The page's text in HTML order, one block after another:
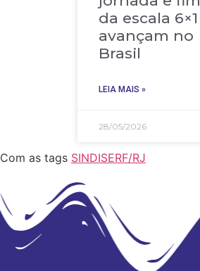
da escala 6×1
avançam no
Brasil
LEIA MAIS »
28/05/2026
Com as tags SINDISERF/RJ